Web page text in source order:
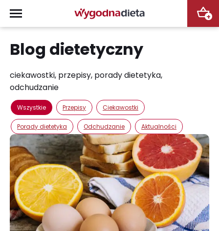
+
Blog dietetyczny
ciekawostki, przepisy, porady dietetyka,
odchudzanie
Wszystkie Przepisy Ciekawostki
Porady dietetyka Odchudzanie Aktualności